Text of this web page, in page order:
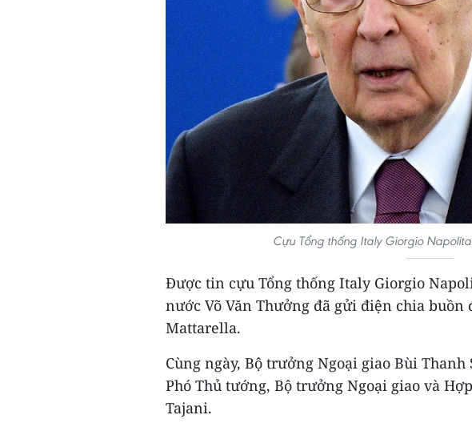
Cựu Tổng thống Italy Giorgio
Được tin cựu Tổng thống Italy Giorgio
nước Võ Văn Thưởng đã gửi điện chia buồn
Mattarella.
Cùng ngày, Bộ trưởng Ngoại giao Bùi
Phó Thủ tướng, Bộ trưởng Ngoại giao và
Tajani.